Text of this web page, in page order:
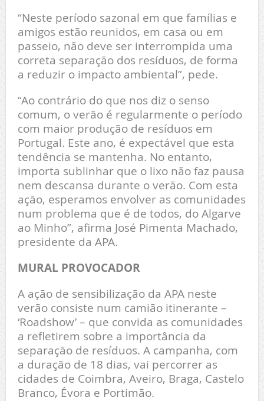
“Neste período sazonal em que famílias e
amigos estão reunidos, em casa ou em
passeio, não deve ser interrompida uma
correta separação dos resíduos, de forma
a reduzir o impacto ambiental”, pede.
“Ao contrário do que nos diz o senso
comum, o verão é regularmente o período
com maior produção de resíduos em
Portugal. Este ano, é expectável que esta
tendência se mantenha. No entanto,
importa sublinhar que o lixo não faz pausa
nem descansa durante o verão. Com esta
ação, esperamos envolver as comunidades
num problema que é de todos, do Algarve
ao Minho”, afirma José Pimenta Machado,
presidente da APA.
MURAL PROVOCADOR
A ação de sensibilização da APA neste
verão consiste num camião itinerante –
‘Roadshow’ – que convida as comunidades
a refletirem sobre a importância da
separação de resíduos. A campanha, com
a duração de 18 dias, vai percorrer as
cidades de Coimbra, Aveiro, Braga, Castelo
Branco, Évora e Portimão.